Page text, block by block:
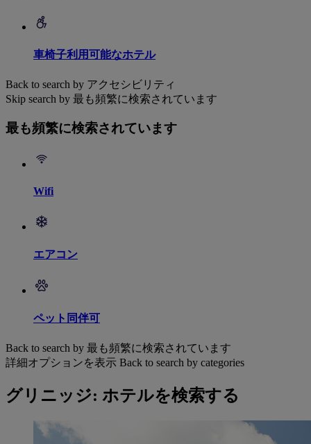
車椅子利用可能なホテル
Back to search by アクセシビリティ
Skip search by 最も頻繁に検索されています
最も頻繁に検索されています
Wifi
エアコン
ペット同伴可
Back to search by 最も頻繁に検索されています
詳細オプションを表示 Back to search by categories
グリニッジ: ホテルを検索する